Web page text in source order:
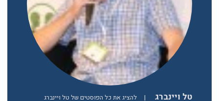
טל ויינברג |
להציג את כל הפוסטים של טל ויינברג